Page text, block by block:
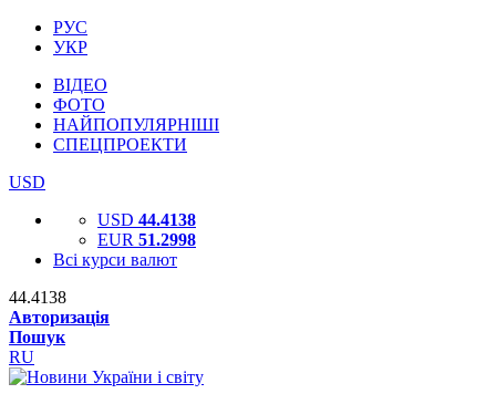
РУС
УКР
ВІДЕО
ФОТО
НАЙПОПУЛЯРНІШІ
СПЕЦПРОЕКТИ
USD
USD 44.4138
EUR 51.2998
Всі курси валют
44.4138
Авторизація
Пошук
RU